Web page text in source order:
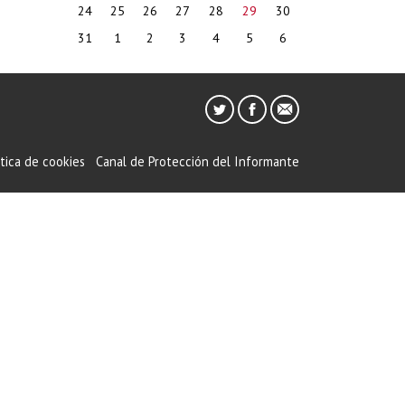
24
25 26 27 28 29
30
31
1 2 3 4 5 6
de cookies Canal de Protección del Informante